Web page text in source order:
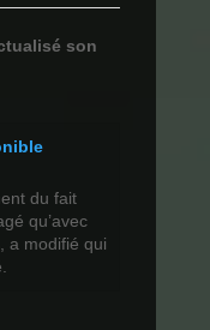
son
du fait
qu’avec
a modifié qui